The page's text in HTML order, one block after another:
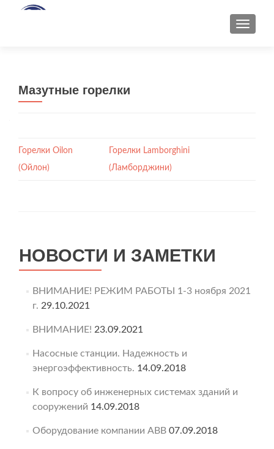
Мазутные горелки
Горелки Oilon
(Ойлон)
Горелки Lamborghini
(Ламборджини)
НОВОСТИ И ЗАМЕТКИ
ВНИМАНИЕ! РЕЖИМ РАБОТЫ 1-3 ноября 2021
г. 29.10.2021
ВНИМАНИЕ! 23.09.2021
Насосные станции. Надежность и
энергоэффективность. 14.09.2018
К вопросу об инженерных системах зданий и
сооружений 14.09.2018
Оборудование компании ABB 07.09.2018